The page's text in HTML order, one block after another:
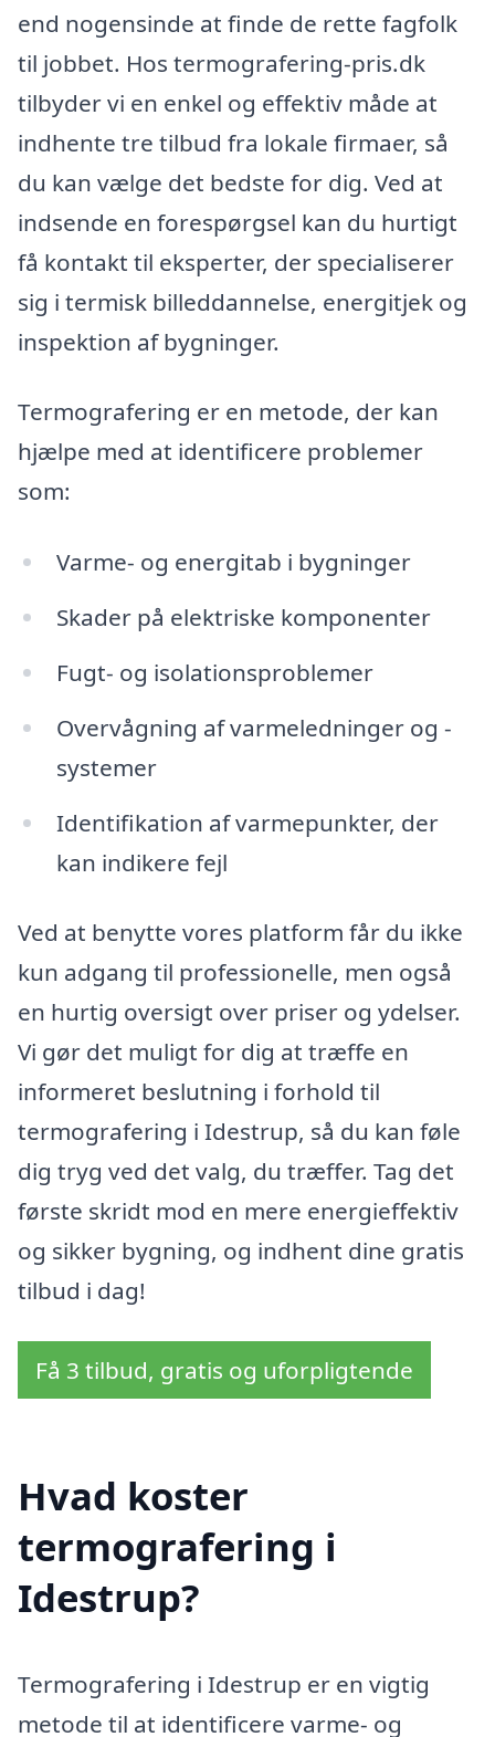
end nogensinde at finde de rette fagfolk
til jobbet. Hos termografering-pris.dk
tilbyder vi en enkel og effektiv måde at
indhente tre tilbud fra lokale firmaer, så
du kan vælge det bedste for dig. Ved at
indsende en forespørgsel kan du hurtigt
få kontakt til eksperter, der specialiserer
sig i termisk billeddannelse, energitjek og
inspektion af bygninger.
Termografering er en metode, der kan
hjælpe med at identificere problemer
som:
Varme- og energitab i bygninger
Skader på elektriske komponenter
Fugt- og isolationsproblemer
Overvågning af varmeledninger og -
systemer
Identifikation af varmepunkter, der
kan indikere fejl
Ved at benytte vores platform får du ikke
kun adgang til professionelle, men også
en hurtig oversigt over priser og ydelser.
Vi gør det muligt for dig at træffe en
informeret beslutning i forhold til
termografering i Idestrup, så du kan føle
dig tryg ved det valg, du træffer. Tag det
første skridt mod en mere energieffektiv
og sikker bygning, og indhent dine gratis
tilbud i dag!
Få 3 tilbud, gratis og uforpligtende
Hvad koster
termografering i
Idestrup?
Termografering i Idestrup er en vigtig
metode til at identificere varme- og